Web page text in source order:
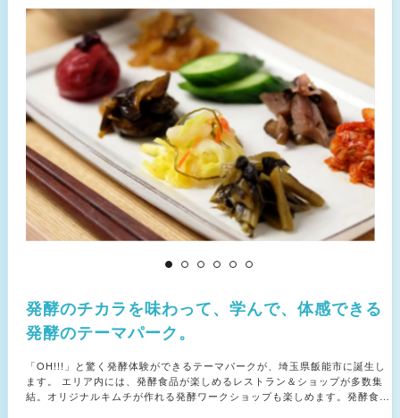
発酵のチカラを味わって、学んで、体感できる
発酵のテーマパーク。
「OH!!!」と驚く発酵体験ができるテーマパークが、埼玉県飯能市に誕生し
ます。 エリア内には、発酵食品が楽しめるレストラン＆ショップが多数集
結。オリジナルキムチが作れる発酵ワークショップも楽しめます。発酵食品